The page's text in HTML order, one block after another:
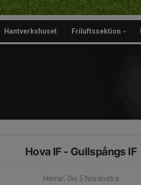
Hantverkshuset Friluftssektion
Hova IF - Gullspångs IF
Herrar, Div 5 Nordöstra